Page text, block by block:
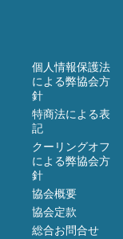
個人情報保護法
による弊協会方
針
特商法による表
記
クーリングオフ
による弊協会方
針
協会概要
協会定款
総合お問合せ